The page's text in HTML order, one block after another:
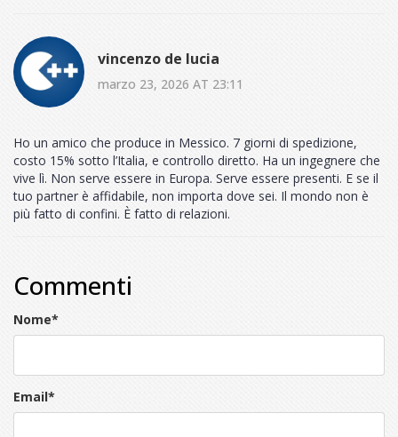
vincenzo de lucia
marzo 23, 2026 AT 23:11
Ho un amico che produce in Messico. 7 giorni di spedizione,
costo 15% sotto l’Italia, e controllo diretto. Ha un ingegnere che
vive lì. Non serve essere in Europa. Serve essere presenti. E se il
tuo partner è affidabile, non importa dove sei. Il mondo non è
più fatto di confini. È fatto di relazioni.
Commenti
Nome*
Email*